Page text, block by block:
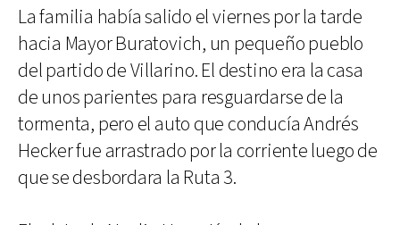
La familia había salido el viernes por la tarde
hacia Mayor Buratovich, un pequeño pueblo
del partido de Villarino. El destino era la casa
de unos parientes para resguardarse de la
tormenta, pero el auto que conducía Andrés
Hecker fue arrastrado por la corriente luego de
que se desbordara la Ruta 3.